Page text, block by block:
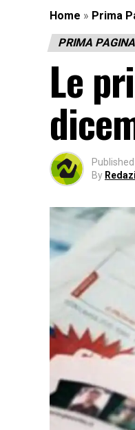
Home » Prima
PRIMA PAGINA
Le
Published
By